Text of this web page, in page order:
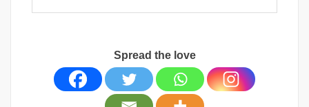
Spread the love